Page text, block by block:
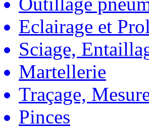
Eclairage et
Sciage,
Martellerie
Traçage,
Pinces